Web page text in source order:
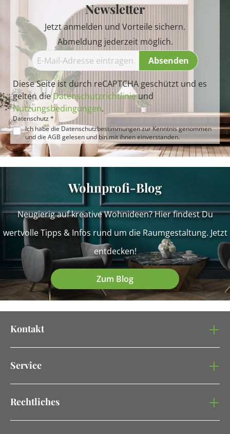
Newsletter
Jetzt anmelden und Vorteile sichern.
Abmeldung jederzeit möglich.
Absenden
Diese Seite ist durch reCAPTCHA geschützt und es
gelten dieDatenschutzrichtlinieund
Nutzungsbedingungen.
Datenschutz *
Ich habe die Datenschutzbestimmungenzur Kenntnis genommen
und die AGB gelesen und bin mit ihnen einverstanden.
Wohnprofi-Blog
Neugierig auf kreative Wohnideen? Hier findest Du
wertvolle Tipps & Infos rund um die Raumgestaltung. Jetzt
entdecken!
Zum Blog
Kontakt
Service
Rechtliches